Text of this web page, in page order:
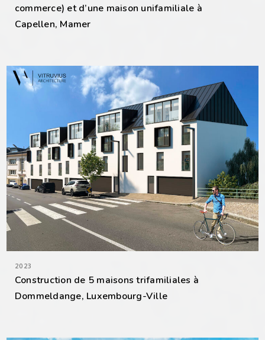
commerce) et d’une maison unifamiliale à
Capellen, Mamer
2023
Construction de 5 maisons trifamiliales à
Dommeldange, Luxembourg-Ville